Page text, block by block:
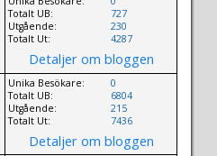
Totalt UB:
Utgående:
Totalt Ut:
727
230
4287
Detaljer om bloggen
Unika Besökare:
Totalt UB:
Utgående:
Totalt Ut:
0
6804
215
7436
Detaljer om bloggen